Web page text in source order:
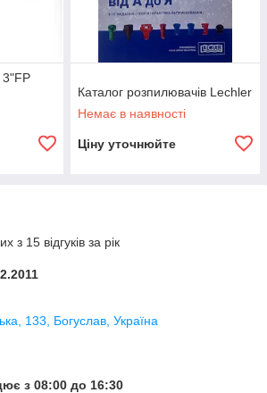
3"FP
Каталог розпилювачів Lechler
Немає в наявності
Ціну уточнюйте
з 15 відгуків за рік
133, Богуслав, Україна
з 08:00 до 16:30